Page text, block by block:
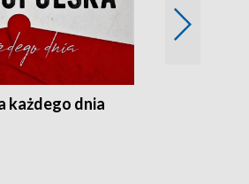
każdego dnia